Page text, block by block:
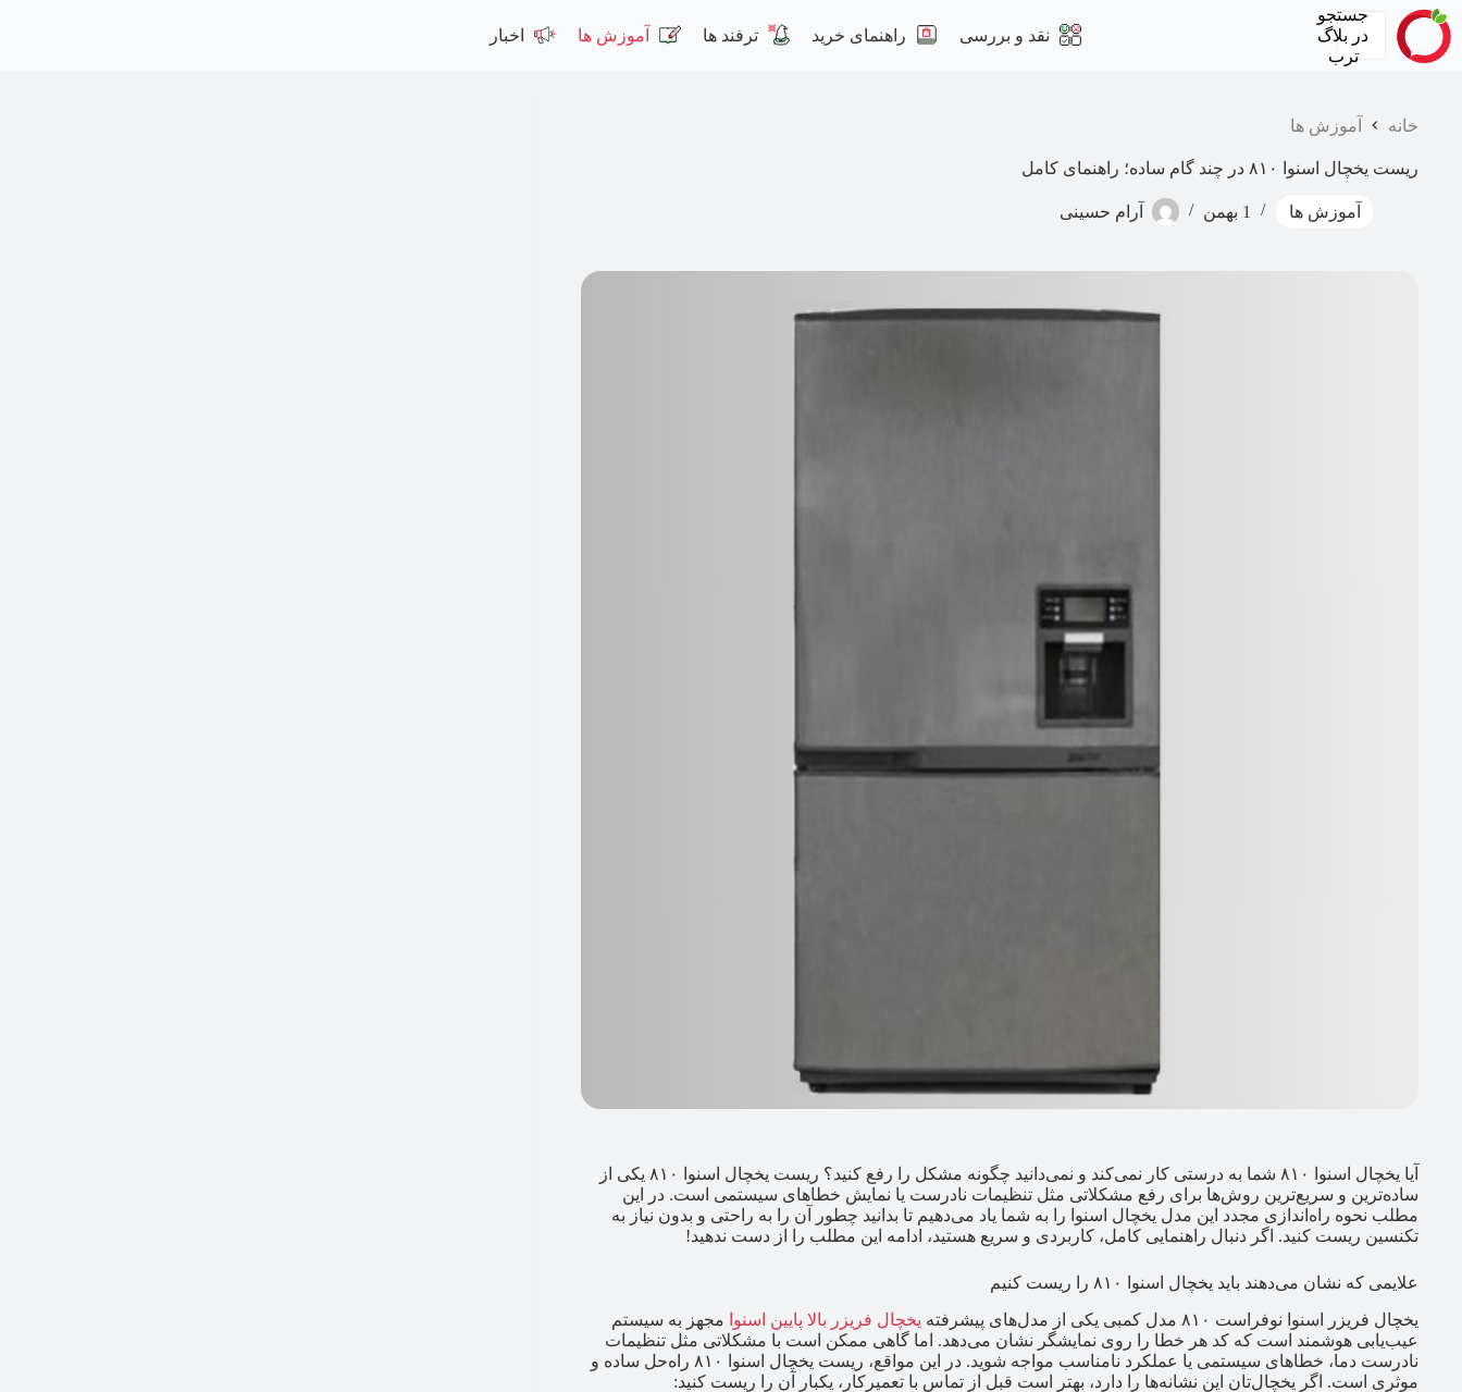
پرش
به
محتوا
جستجو
در بلاگ
ترب
نقد و بررسی راهنمای خرید ترفند ها آموزش ها اخبار
خانه آموزش ها
ریست یخچال اسنوا ۸۱۰ در چند گام ساده؛ راهنمای کامل
آموزش ها 1 بهمن آرام حسینی
آیا یخچال اسنوا ۸۱۰ شما به درستی کار نمی‌کند و نمی‌دانید چگونه مشکل را رفع کنید؟ ریست یخچال اسنوا ۸۱۰ یکی از
ساده‌ترین و سریع‌ترین روش‌ها برای رفع مشکلاتی مثل تنظیمات نادرست یا نمایش خطاهای سیستمی است. در این
مطلب نحوه راه‌اندازی مجدد این مدل یخچال اسنوا را به شما یاد می‌دهیم تا بدانید چطور آن را به راحتی و بدون نیاز به
تکنسین ریست کنید. اگر دنبال راهنمایی کامل، کاربردی و سریع هستید، ادامه این مطلب را از دست ندهید!
علایمی که نشان می‌دهند باید یخچال اسنوا ۸۱۰ را ریست کنیم
یخچال فریزر اسنوا نوفراست ۸۱۰ مدل کمبی یکی از مدل‌های پیشرفته
یخچال فریزر بالا پایین اسنوا مجهز به سیستم
عیب‌یابی هوشمند است که کد هر خطا را روی نمایشگر نشان می‌دهد. اما گاهی ممکن است با مشکلاتی مثل تنظیمات
نادرست دما، خطاهای سیستمی یا عملکرد نامناسب مواجه شوید. در این مواقع، ریست یخچال اسنوا ۸۱۰ راه‌حل ساده و
موثری است. اگر یخچال‌تان این نشانه‌ها را دارد، بهتر است قبل از تماس با تعمیرکار، یکبار آن را ریست کنید: